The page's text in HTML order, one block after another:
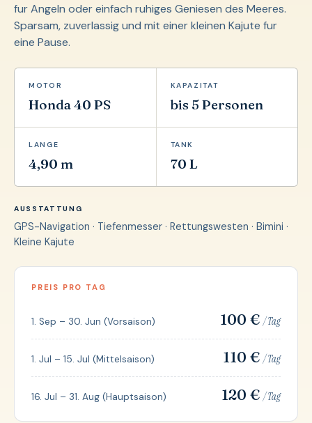
fur Angeln oder einfach ruhiges Geniesen des Meeres.
Sparsam, zuverlassig und mit einer kleinen Kajute fur
eine Pause.
MOTOR
Honda 40 PS
KAPAZITAT
bis 5 Personen
LANGE
4,90 m
TANK
70 L
AUSSTATTUNG
GPS-Navigation · Tiefenmesser · Rettungswesten · Bimini ·
Kleine Kajute
PREIS PRO TAG
1. Sep – 30. Jun (Vorsaison) 100 €/ Tag
1. Jul – 15. Jul (Mittelsaison) 110 €/ Tag
16. Jul – 31. Aug (Hauptsaison) 120 €/ Tag